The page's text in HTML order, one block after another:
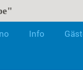
Info
der